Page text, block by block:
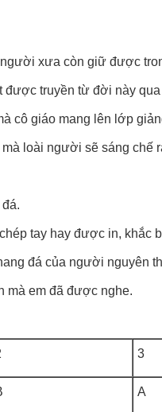
xưa còn giữ được
được truyền từ đời này
cô giáo mang lên lớp
loài người sẽ sáng chế
tay hay được in, khắc
đá của người nguyên
mà em đã được nghe.
3
A